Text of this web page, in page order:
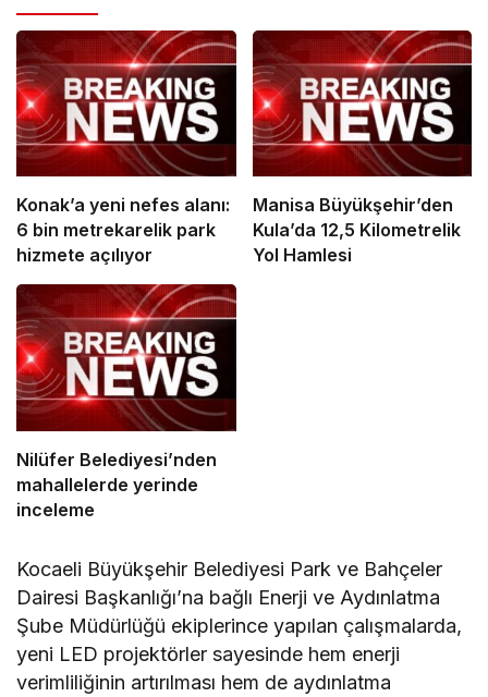
Konak’a yeni nefes alanı:
6 bin metrekarelik park
hizmete açılıyor
Manisa Büyükşehir’den
Kula’da 12,5 Kilometrelik
Yol Hamlesi
Nilüfer Belediyesi’nden
mahallelerde yerinde
inceleme
Kocaeli Büyükşehir Belediyesi Park ve Bahçeler
Dairesi Başkanlığı’na bağlı Enerji ve Aydınlatma
Şube Müdürlüğü ekiplerince yapılan çalışmalarda,
yeni LED projektörler sayesinde hem enerji
verimliliğinin artırılması hem de aydınlatma